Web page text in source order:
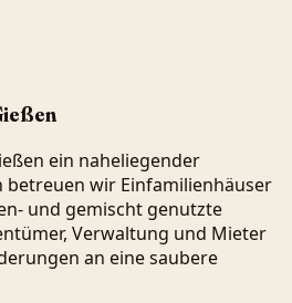
ein naheliegender
betreuen wir Einfamilienhäuser
und gemischt genutzte
Verwaltung und Mieter
an eine saubere